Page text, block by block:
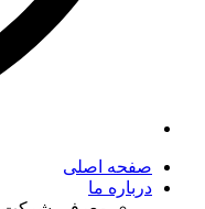
صفحه اصلی
درباره ما